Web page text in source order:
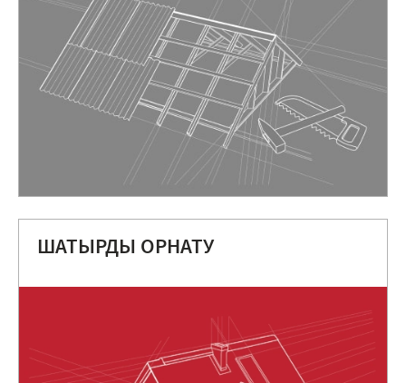
ШАТЫРДЫ ОРНАТУ